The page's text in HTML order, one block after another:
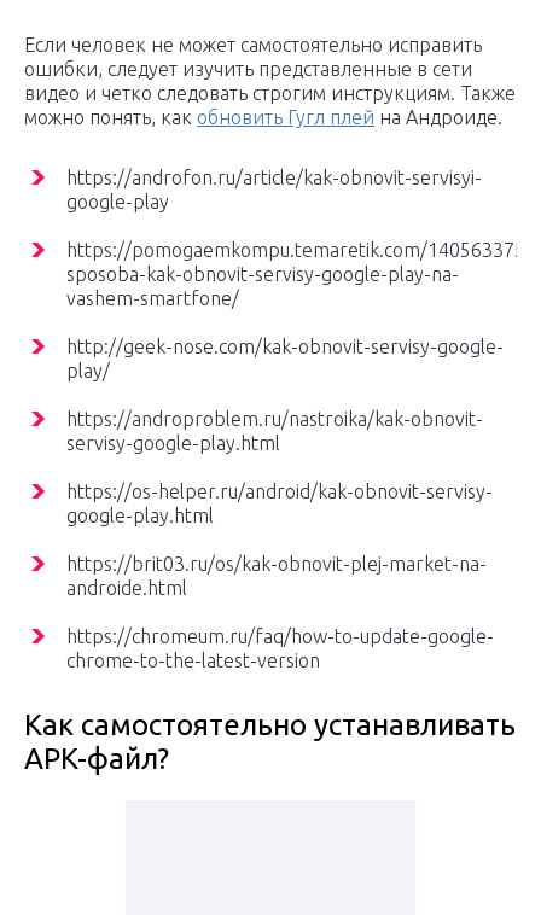
Если человек не может самостоятельно исправить
ошибки, следует изучить представленные в сети
видео и четко следовать строгим инструкциям. Также
можно понять, как обновить Гугл плей на Андроиде.
https://androfon.ru/article/kak-obnovit-servisyi-
google-play
https://pomogaemkompu.temaretik.com/
sposoba-kak-obnovit-servisy-google-play-na-
vashem-smartfone/
http://geek-nose.com/kak-obnovit-servisy-google-
play/
https://androproblem.ru/nastroika/kak-obnovit-
servisy-google-play.html
https://os-helper.ru/android/kak-obnovit-servisy-
google-play.html
https://brit03.ru/os/kak-obnovit-plej-market-na-
androide.html
https://chromeum.ru/faq/how-to-update-google-
chrome-to-the-latest-version
Как самостоятельно устанавливать
APK-файл?